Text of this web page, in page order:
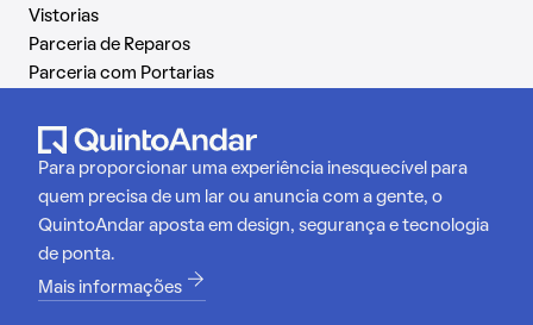
Vistorias
Parceria de Reparos
Parceria com Portarias
Para proporcionar uma experiência inesquecível para
quem precisa de um lar ou anuncia com a gente, o
QuintoAndar aposta em design, segurança e tecnologia
de ponta.
Mais informações